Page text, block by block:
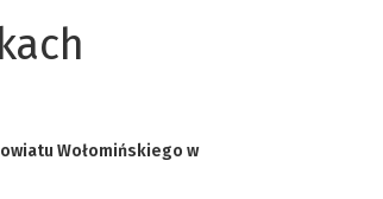
Wołomińskiego w